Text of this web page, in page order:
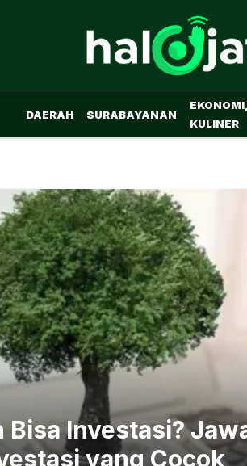
DAERAH SURABAYANAN
KULINER
Bisa Investasi?
yang Cocok